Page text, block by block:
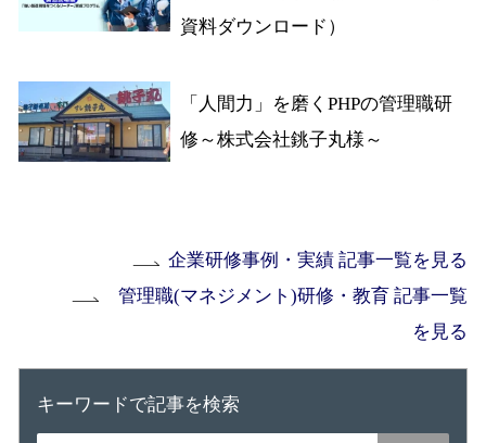
資料ダウンロード）
「人間力」を磨くPHPの管理職研
修～株式会社銚子丸様～
企業研修事例・実績 記事一覧を見る
管理職(マネジメント)研修・教育 記事一覧
を見る
キーワードで記事を検索